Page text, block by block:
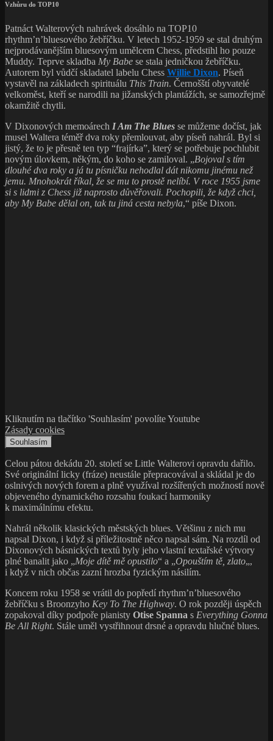
Vzhůru do TOP10
Patnáct Walterových nahrávek dosáhlo na TOP10
rhythm’n’bluesového žebříčku. V letech 1952-1959 se stal druhým
nejprodávanějším bluesovým umělcem Chess, předstihl ho pouze
Muddy. Teprve skladba My Babe se stala jedničkou žebříčku.
Autorem byl vůdčí skladatel labelu Chess Willie Dixon. Píseň
vystavěl na základech spirituálu This Train. Černošští obyvatelé
velkoměst, kteří se narodili na jižanských plantážích, se samozřejmě
okamžitě chytli.
V Dixonových memoárech I Am The Blues se můžeme dočíst, jak
musel Waltera téměř dva roky přemlouvat, aby píseň nahrál. Byl si
jistý, že to je přesně ten typ “frajírka”, který se potřebuje pochlubit
novým úlovkem, někým, do koho se zamiloval. „Bojoval s tím
dlouhé dva roky a já tu písničku nehodlal dát nikomu jinému než
jemu. Mnohokrát říkal, že se mu to prostě nelíbí. V roce 1955 jsme
si s lidmi z Chess již naprosto důvěřovali. Pochopili, že když chci,
aby My Babe dělal on, tak tu jiná cesta nebyla,“ píše Dixon.
Kliknutím na tlačítko 'Souhlasím' povolíte Youtube
Zásady cookies
Souhlasím
Celou pátou dekádu 20. století se Little Walterovi opravdu dařilo.
Své originální licky (fráze) neustále přepracovával a skládal je do
oslnivých nových forem a plně využíval rozšířených možností nově
objeveného dynamického rozsahu foukací harmoniky
k maximálnímu efektu.
Nahrál několik klasických městských blues. Většinu z nich mu
napsal Dixon, i když si příležitostně něco napsal sám. Na rozdíl od
Dixonových básnických textů byly jeho vlastní textařské výtvory
plné banalit jako „Moje dítě mě opustilo“ a „Opouštím tě, zlato„,
i když v nich občas zazní hrozba fyzickým násilím.
Koncem roku 1958 se vrátil do popředí rhythm’n’bluesového
žebříčku s Broonzyho Key To The Highway. O rok později úspěch
zopakoval díky podpoře pianisty Otise Spanna s Everything Gonna
Be All Right. Stále uměl vystřihnout drsné a opravdu hlučné blues.